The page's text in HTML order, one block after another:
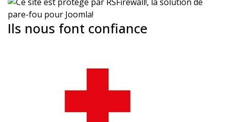
Ils nous font confiance